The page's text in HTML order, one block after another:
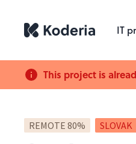
IT
This project is
REMOTE 80% SLOVAK